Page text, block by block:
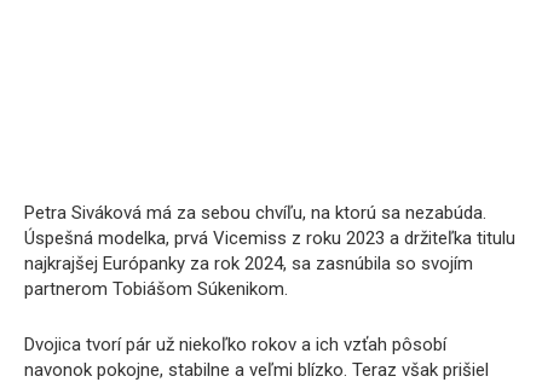
Petra Siváková má za sebou chvíľu, na ktorú sa nezabúda.
Úspešná modelka, prvá Vicemiss z roku 2023 a držiteľka titulu
najkrajšej Európanky za rok 2024, sa zasnúbila so svojím
partnerom Tobiášom Súkenikom.
Dvojica tvorí pár už niekoľko rokov a ich vzťah pôsobí
navonok pokojne, stabilne a veľmi blízko. Teraz však prišiel